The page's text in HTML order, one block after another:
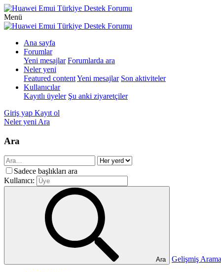
Menü
Ana sayfa
Forumlar
Yeni mesajlar Forumlarda ara
Neler yeni
Featured contentYeni mesajlar Son aktiviteler
Kullanıcılar
Kayıtlı üyeler Şu anki ziyaretçiler
Giriş yap Kayıt ol
Neler yeni Ara
Ara
Sadece başlıkları ara
Kullanıcı:
Ara Gelişmiş